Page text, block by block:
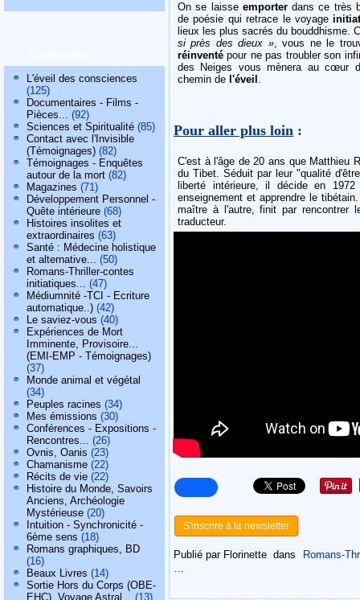
L'éveil des consciences
(125)
Documentaires - Films -
Pièces... (92)
Sciences et Spiritualité (85)
Contact avec l'Invisible
(Témoignages) (82)
Témoignages - Enquêtes
autour de la mort (82)
Magazines (71)
Développement Personnel -
Quête intérieure (68)
Histoires insolites et
extraordinaires (63)
Santé : Médecine holistique
et alternative... (50)
Romans-Thriller-contes
initiatiques... (47)
Médiumnité -TCI - Ecriture
automatique..) (42)
Le saviez-vous (40)
Expériences de Mort
Imminente, Provisoire...
(EMI-EMP - Témoignages)
(37)
Monde animal et végétal
(34)
Peuples racines (34)
Mes émissions (30)
Conférences - Expositions -
Rencontres... (26)
Ovnis, Oanis (23)
Chamanisme (22)
Récits de vie (22)
Histoire du Monde, Savoirs
Anciens, Archéologie
Mystérieuse (20)
Intuition - Synchronicité -
6ème sens (18)
Romans graphiques, BD
(16)
Beaux Livres (14)
Sortie Hors du Corps (OBE-
EHC), Voyage Astral... (13)
On se laisse emporterdans ce très
de poésie qui retrace le voyage
lieux les plus sacrés du bouddhisme.
si près des dieux », vous ne le
réinventé pour ne pas troubler son
des Neiges vous mènera au cœur
chemin de l'éveil .
Pour aller plus loin :
C'est à l'âge de 20 ans que Matthieu
du Tibet. Séduit par leur "qualité
liberté intérieure, il décide en
enseignement et apprendre le
maître à l'autre, finit par rencontrer
traducteur.
S'inscrire à la newsletter
Publié par Florinette dans
Romans-
…